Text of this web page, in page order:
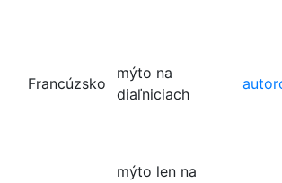
Francúzsko
mýto na
diaľniciach
mýto len na